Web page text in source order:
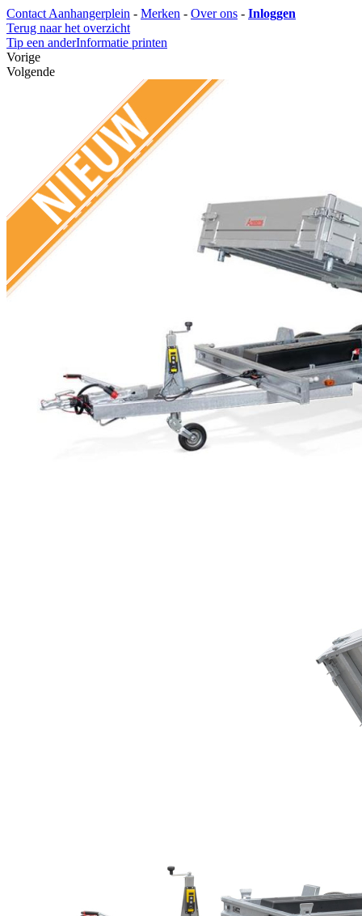
Contact Aanhangerplein - Merken - Over ons - Inloggen
Terug naar het overzicht
Tip een anderInformatie printen
Vorige
Volgende